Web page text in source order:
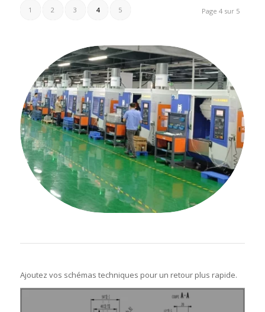
Page 4 sur 5
1 2 3 4 5
Ajoutez vos schémas techniques pour un retour plus rapide.